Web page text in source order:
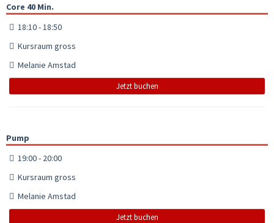
Core 40 Min.
18:10 - 18:50
Kursraum gross
Melanie Amstad
Jetzt buchen
Pump
19:00 - 20:00
Kursraum gross
Melanie Amstad
Jetzt buchen